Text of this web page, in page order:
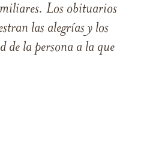
Los obituarios
las alegrías y los
la persona a la que